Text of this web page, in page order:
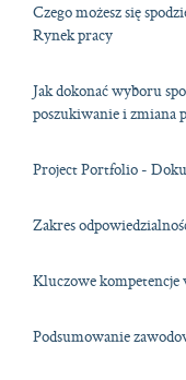
Czego możesz się
Rynek pracy
Jak dokonać wyboru
poszukiwanie i zmiana
Project Portfolio -
Zakres
Kluczowe
Podsumowanie